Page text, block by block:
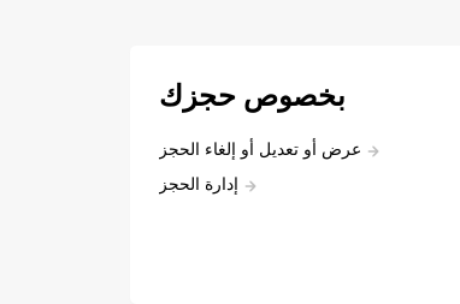
بخصوص حجزك
عرض أو تعديل أو إلغاء الحجز
إدارة الحجز